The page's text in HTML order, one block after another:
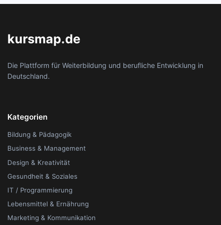
kursmap.de
Die Plattform für Weiterbildung und berufliche Entwicklung in
Deutschland.
Kategorien
Bildung & Pädagogik
Business & Management
Design & Kreativität
Gesundheit & Soziales
IT / Programmierung
Lebensmittel & Ernährung
Marketing & Kommunikation